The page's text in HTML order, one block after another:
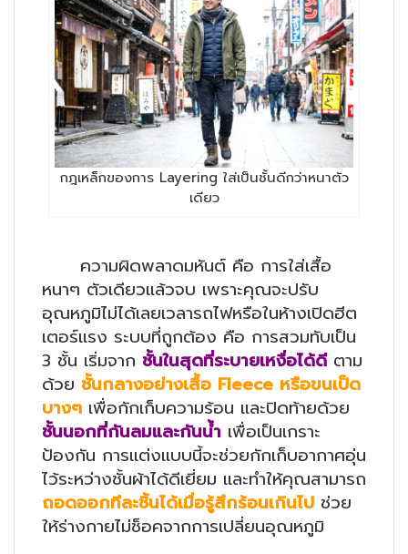
กฎเหล็กของการ Layering ใส่เป็นชั้นดีกว่าหนาตัว
เดียว
ความผิดพลาดมหันต์ คือ การใส่เสื้อ
หนาๆ ตัวเดียวแล้วจบ เพราะคุณจะปรับ
อุณหภูมิไม่ได้เลยเวลารถไฟหรือในห้างเปิดฮีต
เตอร์แรง ระบบที่ถูกต้อง คือ การสวมทับเป็น
3 ชั้น เริ่มจาก ชั้นในสุดที่ระบายเหงื่อได้ดีตาม
ด้วย ชั้นกลางอย่างเสื้อ Fleece หรือขนเป็ด
บางๆ เพื่อกักเก็บความร้อน และปิดท้ายด้วย
ชั้นนอกที่กันลมและกันน้ำ เพื่อเป็นเกราะ
ป้องกัน การแต่งแบบนี้จะช่วยกักเก็บอากาศอุ่น
ไว้ระหว่างชั้นผ้าได้ดีเยี่ยม และทำให้คุณสามารถ
ถอดออกทีละชิ้นได้เมื่อรู้สึกร้อนเกินไป ช่วย
ให้ร่างกายไม่ช็อคจากการเปลี่ยนอุณหภูมิ